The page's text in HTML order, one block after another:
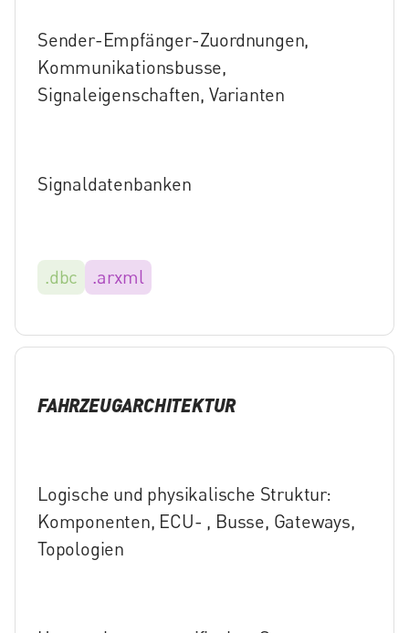
Sender-Empfänger-Zuordnungen,
Kommunikationsbusse,
Signaleigenschaften, Varianten
Signaldatenbanken
.dbc .arxml
FAHRZEUGARCHITEKTUR
Logische und physikalische Struktur:
Komponenten, ECU- , Busse, Gateways,
Topologien